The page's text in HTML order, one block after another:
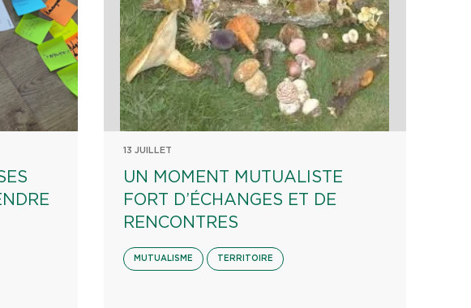
13 JUILLET
UN MOMENT MUTUALISTE
FORT D’ÉCHANGES ET DE
RENCONTRES
MUTUALISME TERRITOIRE